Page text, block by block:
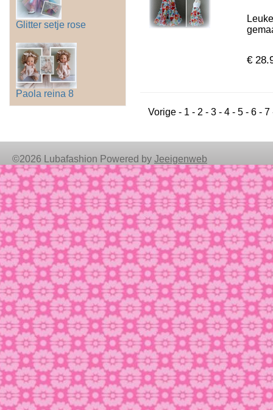
Glitter setje rose
Paola reina 8
€
Vorige - 1 - 2 - 3 - 4 - 5 - 6 - 7
©2026 Lubafashion Powered by Jeeigenweb